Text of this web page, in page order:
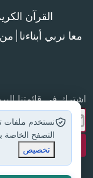
القرآن
معا نربي أبناءنا
اشترك في قائمتنا
نستخدم ملفات
التصفح
تخصيص